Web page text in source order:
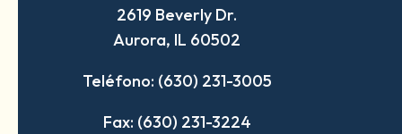
new
tab
new
tab
new
tab
2619 Beverly Dr.
Aurora, IL 60502
Teléfono: (630) 231-3005
Fax: (630) 231-3224